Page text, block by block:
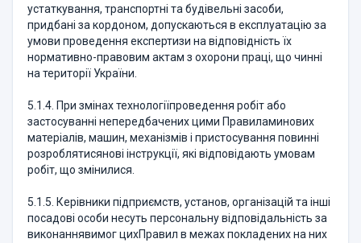
устаткування, транспортні та будівельні засоби,
придбані за кордоном, допускаються в експлуатацію за
умови проведення експертизи на відповідність їх
нормативно-правовим актам з охорони праці, що чинні
на території України.
5.1.4. При змінах технологіїпроведення робіт або
застосуванні непередбачених цими Правиламинових
матеріалів, машин, механізмів і пристосування повинні
розроблятисянові інструкції, які відповідають умовам
робіт, що змінилися.
5.1.5. Керівники підприємств, установ, організацій та інші
посадові особи несуть персональну відповідальність за
виконаннявимог цихПравил в межах покладених на них